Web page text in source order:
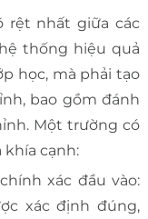
rệt nhất giữa các
thống hiệu quả
học, mà phải tạo
bao gồm đánh
Một trường có
cạnh:
xác đầu vào:
xác định đúng,